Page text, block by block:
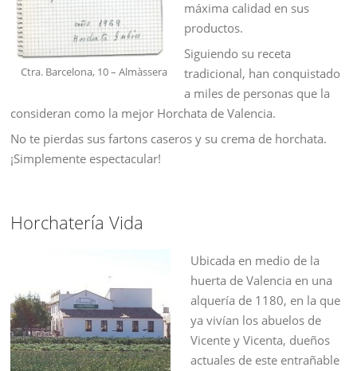
Ctra. Barcelona, 10 – Almàssera
máxima calidad en sus
productos.
Siguiendo su receta
tradicional, han conquistado
a miles de personas que la
consideran como la mejor Horchata de Valencia.
No te pierdas sus fartons caseros y su crema de horchata.
¡Simplemente espectacular!
Horchatería Vida
Ubicada en medio de la
huerta de Valencia en una
alquería de 1180, en la que
ya vivían los abuelos de
Vicente y Vicenta, dueños
actuales de este entrañable